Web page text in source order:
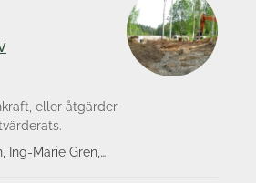
eller åtgärder
Ing-Marie Gren,